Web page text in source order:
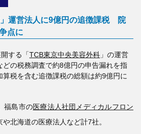
運営法人に9億円の追徴課税 院
点に
する「TCB東京中央美容外科 」の運営
どの税務調査で約8億円の申告漏れを指
算税を含む追徴課税の総額は約9億円に
福島市の医療法人社団メディカルフロン
北海道の医療法人など計7社。